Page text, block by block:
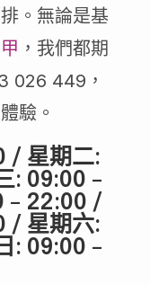
。無論是基
，我們都期
026 449，
驗。
/ 星期二:
: 09:00 –
– 22:00 /
/ 星期六:
: 09:00 –